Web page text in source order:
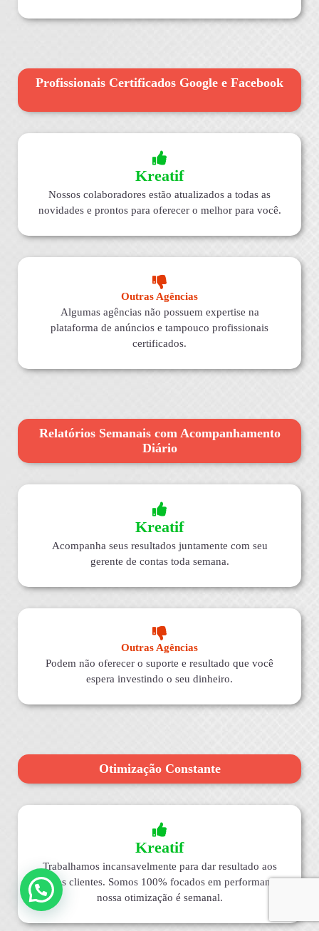
Profissionais Certificados Google e Facebook
Kreatif
Nossos colaboradores estão atualizados a todas as
novidades e prontos para oferecer o melhor para você.
Outras Agências
Algumas agências não possuem expertise na
plataforma de anúncios e tampouco profissionais
certificados.
Relatórios Semanais com Acompanhamento
Diário
Kreatif
Acompanha seus resultados juntamente com seu
gerente de contas toda semana.
Outras Agências
Podem não oferecer o suporte e resultado que você
espera investindo o seu dinheiro.
Otimização Constante
Kreatif
Trabalhamos incansavelmente para dar resultado aos
nossos clientes. Somos 100% focados em performance,
nossa otimização é semanal.